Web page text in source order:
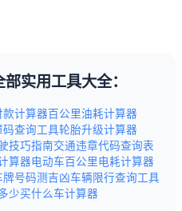
实用工具大全：
款计算器百公里油耗计算器
码查询工具轮胎升级计算器
技巧指南交通违章代码查询表
算器电动车百公里电耗计算器
牌号码测吉凶车辆限行查询工具
少买什么车计算器